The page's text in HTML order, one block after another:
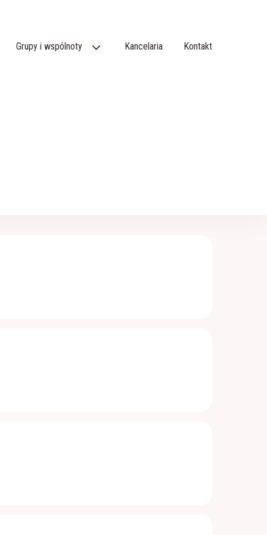
Grupy i wspólnoty Kancelaria Kontakt